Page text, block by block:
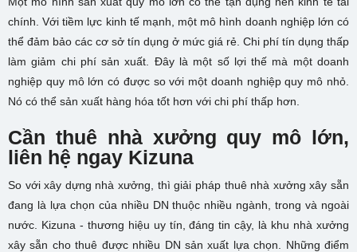
chính. Với tiềm lực kinh tế mạnh, một mô hình doanh nghiệp lớn có
thể đảm bảo các cơ sở tín dụng ở mức giá rẻ. Chi phí tín dụng thấp
làm giảm chi phí sản xuất. Đây là một số lợi thế mà một doanh
nghiệp quy mô lớn có được so với một doanh nghiệp quy mô nhỏ.
Nó có thể sản xuất hàng hóa tốt hơn với chi phí thấp hơn.
Cần thuê nhà xưởng quy mô lớn,
liên hệ ngay Kizuna
So với xây dựng nhà xưởng, thì giải pháp thuê nhà xưởng xây sẵn
đang là lựa chọn của nhiều DN thuộc nhiều ngành, trong và ngoài
nước. Kizuna - thương hiệu uy tín, đáng tin cậy, là khu nhà xưởng
xây sẵn cho thuê được nhiều DN sản xuất lựa chọn. Những điểm